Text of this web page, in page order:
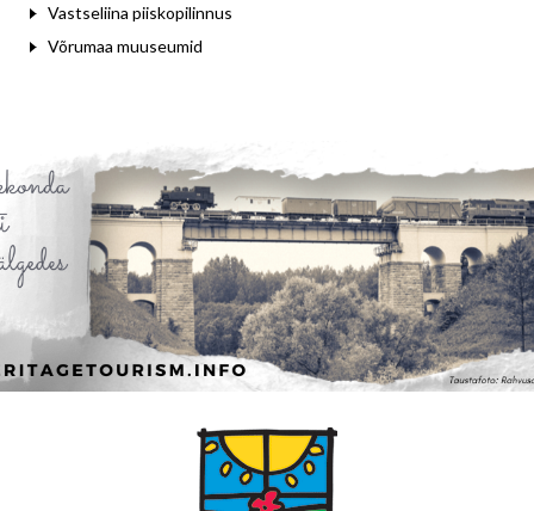
Vastseliina piiskopilinnus
Võrumaa muuseumid